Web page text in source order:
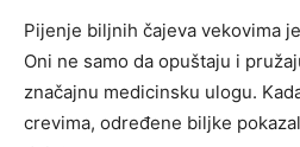
Pijenje biljnih čajeva vekovima
Oni ne samo da opuštaju i
značajnu medicinsku ulogu.
crevima, određene biljke